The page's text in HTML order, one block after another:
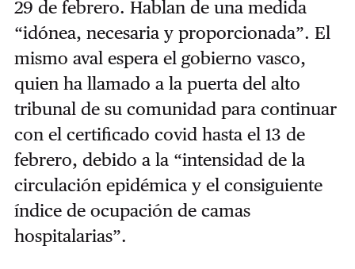
29 de febrero. Hablan de una medida
“idónea, necesaria y proporcionada”. El
mismo aval espera el gobierno vasco,
quien ha llamado a la puerta del alto
tribunal de su comunidad para continuar
con el certificado covid hasta el 13 de
febrero, debido a la “intensidad de la
circulación epidémica y el consiguiente
índice de ocupación de camas
hospitalarias”.